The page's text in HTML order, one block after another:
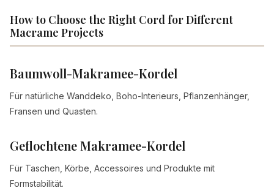
How to Choose the Right Cord for Different
Macrame Projects
Baumwoll-Makramee-Kordel
Für natürliche Wanddeko, Boho-Interieurs, Pflanzenhänger,
Fransen und Quasten.
Geflochtene Makramee-Kordel
Für Taschen, Körbe, Accessoires und Produkte mit
Formstabilität.